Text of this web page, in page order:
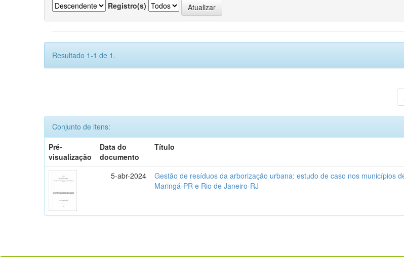
Registro(s)
Resultado 1-1 de 1.
Conjunto de itens:
Pré-
visualização
Data do
documento
Título
5-abr-2024
Gestão de resíduos da arborização urbana: estudo de caso nos municípios
Maringá-PR e Rio de Janeiro-RJ